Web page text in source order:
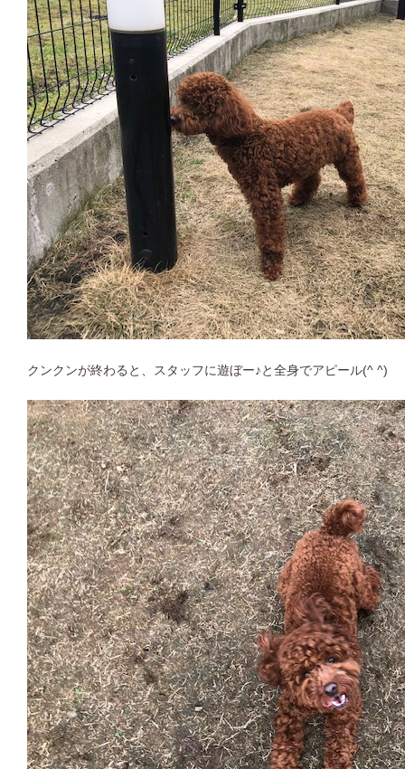
クンクンが終わると、スタッフに遊ぼー♪と全身でアピール(^ ^)